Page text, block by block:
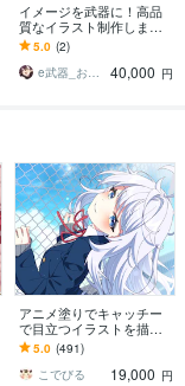
イメージを武器に！高品
質なイラスト制作します
配信イラスト、立ち絵、
キャラデザまで幅広くお
まかせください！
5.0 (2)
e武器_お仕事募集中！
40,000 円
アニメ塗りでキャッチー
で目立つイラストを描き
ます 動画用、スチル、ア
イコン等、目を引くイラ
ストをご希望の方に！
5.0 (491)
こでびる
19,000 円